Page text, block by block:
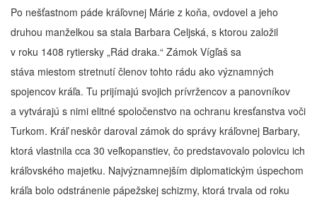
Po nešťastnom páde kráľovnej Márie z koňa, ovdovel a jeho
druhou manželkou sa stala Barbara Celjská, s ktorou založil
v roku 1408 rytiersky „Rád draka.“ Zámok Vígľaš sa
stáva miestom stretnutí členov tohto rádu ako významných
spojencov kráľa. Tu prijímajú svojich prívržencov a panovníkov
a vytvárajú s nimi elitné spoločenstvo na ochranu kresťanstva voči
Turkom. Kráľ neskôr daroval zámok do správy kráľovnej Barbary,
ktorá vlastnila cca 30 veľkopanstiev, čo predstavovalo polovicu ich
kráľovského majetku. Najvýznamnejším diplomatickým úspechom
kráľa bolo odstránenie pápežskej schizmy, ktorá trvala od roku